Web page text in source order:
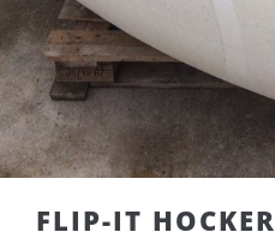
FLIP-IT HOCKER